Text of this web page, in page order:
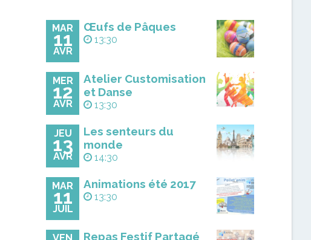
MAR
11
AVR
Œufs de Pâques
13:30
MER
12
AVR
Atelier Customisation
et Danse
13:30
JEU
13
AVR
Les senteurs du
monde
14:30
MAR
11
JUIL
Animations été 2017
13:30
Repas Festif Partagé